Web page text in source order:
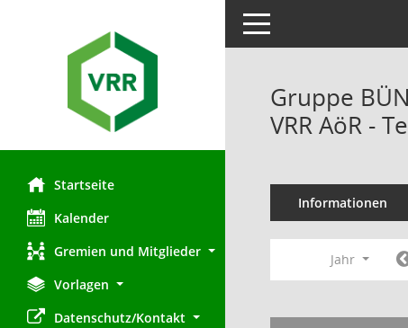
Startseite
Kalender
Gremien und Mitglieder
Vorlagen
Datenschutz/Kontakt
Toggle navigation
Gruppe
VRR AöR -
Informationen
Jahr